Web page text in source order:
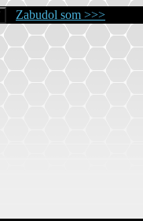
Zabudol som >>>